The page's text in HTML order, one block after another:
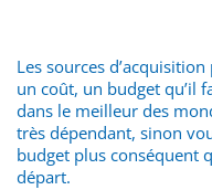
Les sources
un coût, un budget qu’il
dans le meilleur des
très dépendant, sinon
budget plus conséquent
départ.